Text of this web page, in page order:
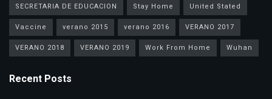
SECRETARIA DE EDUCACION
Stay Home
United Stated
Vaccine
verano 2015 verano 2016
VERANO 2017
VERANO 2018
VERANO 2019 Work From Home Wuhan
Recent Posts